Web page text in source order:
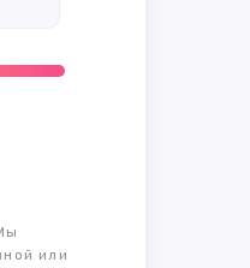
или